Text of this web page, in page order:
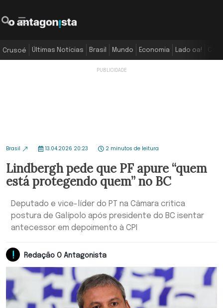
Crusoé Últimas Notícias Brasil Mundo Economia Lado oa!
Brasil 13.04.2026 20:23 2 minutos de leitura
Lindbergh pede que PF apure “quem
está protegendo quem” no BC
Deputado e vice-líder do PT na Câmara critica
postura de Galípolo após presidente do BC isentar
antecessor em depoimento à CPI
Redação O Antagonista